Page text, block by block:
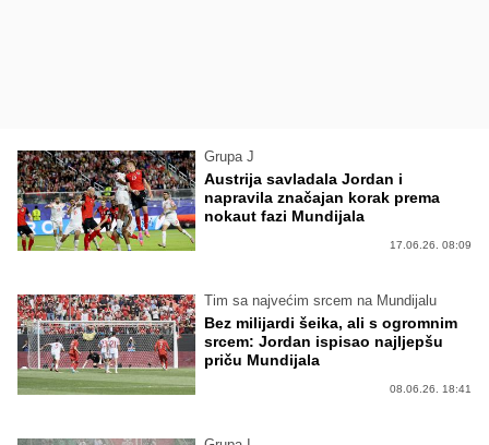
Grupa J
Austrija savladala Jordan i
napravila značajan korak prema
nokaut fazi Mundijala
17.06.26. 08:09
Tim sa najvećim srcem na Mundijalu
Bez milijardi šeika, ali s ogromnim
srcem: Jordan ispisao najljepšu
priču Mundijala
08.06.26. 18:41